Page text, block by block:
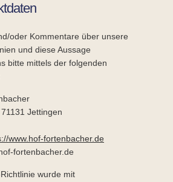
oder Kommentare über unsere
und diese Aussage
bitte mittels der folgenden
Jettingen
www.hof-fortenbacher.de
fortenbacher.de
wurde mit